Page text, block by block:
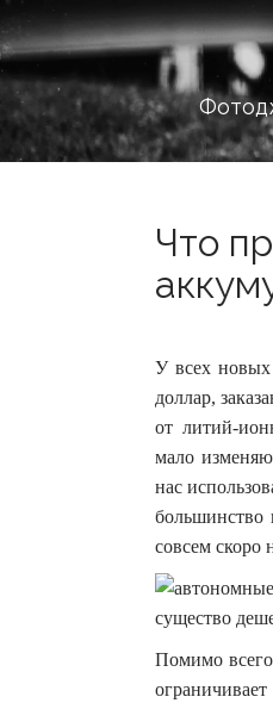
Что
У всех новых
доллар,
от литий-
мало
нас
большинство
совсем скоро
Помимо